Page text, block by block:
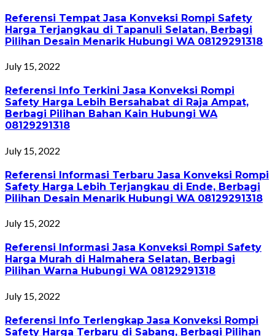
Referensi Tempat Jasa Konveksi Rompi Safety
Harga Terjangkau di Tapanuli Selatan, Berbagi
Pilihan Desain Menarik Hubungi WA 08129291318
July 15, 2022
Referensi Info Terkini Jasa Konveksi Rompi
Safety Harga Lebih Bersahabat di Raja Ampat,
Berbagi Pilihan Bahan Kain Hubungi WA
08129291318
July 15, 2022
Referensi Informasi Terbaru Jasa Konveksi Rompi
Safety Harga Lebih Terjangkau di Ende, Berbagi
Pilihan Desain Menarik Hubungi WA 08129291318
July 15, 2022
Referensi Informasi Jasa Konveksi Rompi Safety
Harga Murah di Halmahera Selatan, Berbagi
Pilihan Warna Hubungi WA 08129291318
July 15, 2022
Referensi Info Terlengkap Jasa Konveksi Rompi
Safety Harga Terbaru di Sabang, Berbagi Pilihan